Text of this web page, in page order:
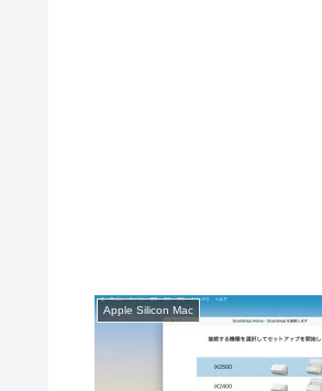
Apple Silicon Mac